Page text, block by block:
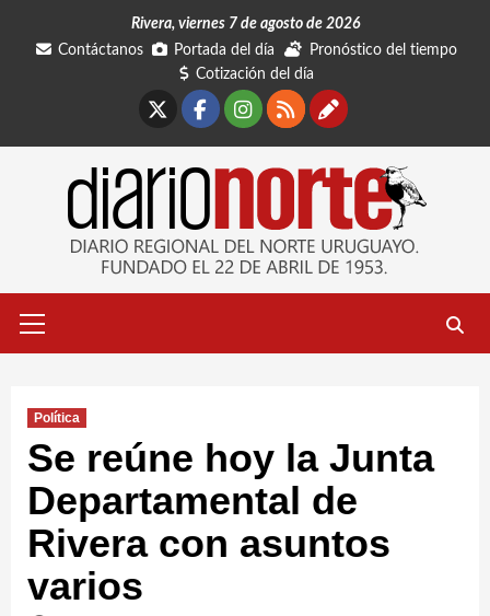
Rivera, viernes 7 de agosto de 2026
Contáctanos
Portada del día
Pronóstico del tiempo
Cotización del día
Facebook
Instagram
RSSContáctanos
primario
Política
Se reúne hoy la Junta
Departamental de
Rivera con asuntos
varios